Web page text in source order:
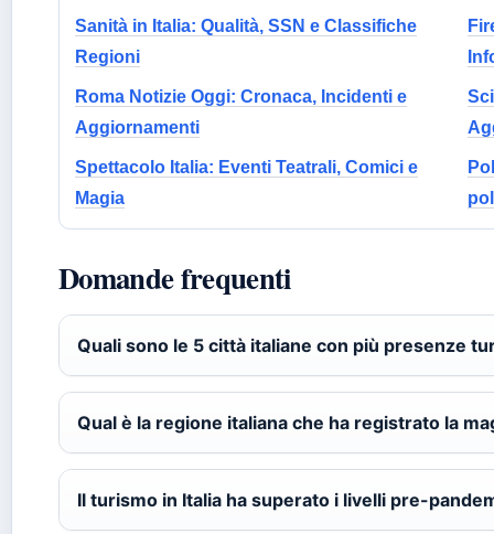
Sanità in Italia: Qualità, SSN e Classifiche
Regioni
Roma Notizie Oggi: Cronaca, Incidenti e
Aggiornamenti
Spettacolo Italia: Eventi Teatrali, Comici e
Magia
Domande frequenti
Quali sono le 5 città italiane con più presenze
Qual è la regione italiana che ha registrato la
Il turismo in Italia ha superato i livelli pre-